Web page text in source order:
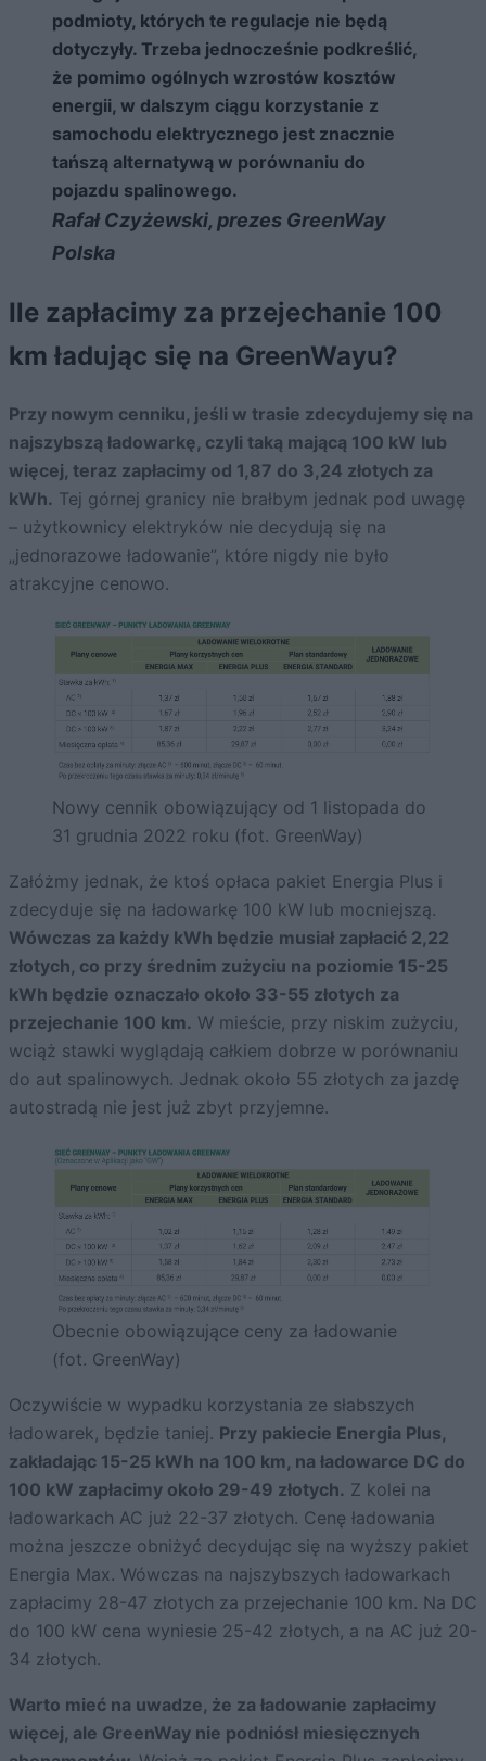
podmioty, których te regulacje nie będą
dotyczyły. Trzeba jednocześnie podkreślić,
że pomimo ogólnych wzrostów kosztów
energii, w dalszym ciągu korzystanie z
samochodu elektrycznego jest znacznie
tańszą alternatywą w porównaniu do
pojazdu spalinowego.
Rafał Czyżewski, prezes GreenWay
Polska
Ile zapłacimy za przejechanie 100
km ładując się na GreenWayu?
Przy nowym cenniku, jeśli w trasie zdecydujemy się na
najszybszą ładowarkę, czyli taką mającą 100 kW lub
więcej, teraz zapłacimy od 1,87 do 3,24 złotych za
kWh. Tej górnej granicy nie brałbym jednak pod uwagę
– użytkownicy elektryków nie decydują się na
„jednorazowe ładowanie”, które nigdy nie było
atrakcyjne cenowo.
Nowy cennik obowiązujący od 1 listopada do
31 grudnia 2022 roku (fot. GreenWay)
Załóżmy jednak, że ktoś opłaca pakiet Energia Plus i
zdecyduje się na ładowarkę 100 kW lub mocniejszą.
Wówczas za każdy kWh będzie musiał zapłacić 2,22
złotych, co przy średnim zużyciu na poziomie 15-25
kWh będzie oznaczało około 33-55 złotych za
przejechanie 100 km. W mieście, przy niskim zużyciu,
wciąż stawki wyglądają całkiem dobrze w porównaniu
do aut spalinowych. Jednak około 55 złotych za jazdę
autostradą nie jest już zbyt przyjemne.
Obecnie obowiązujące ceny za ładowanie
(fot. GreenWay)
Oczywiście w wypadku korzystania ze słabszych
ładowarek, będzie taniej. Przy pakiecie Energia Plus,
zakładając 15-25 kWh na 100 km, na ładowarce DC do
100 kW zapłacimy około 29-49 złotych. Z kolei na
ładowarkach AC już 22-37 złotych. Cenę ładowania
można jeszcze obniżyć decydując się na wyższy pakiet
Energia Max. Wówczas na najszybszych ładowarkach
zapłacimy 28-47 złotych za przejechanie 100 km. Na DC
do 100 kW cena wyniesie 25-42 złotych, a na AC już 20-
34 złotych.
Warto mieć na uwadze, że za ładowanie zapłacimy
więcej, ale GreenWay nie podniósł miesięcznych